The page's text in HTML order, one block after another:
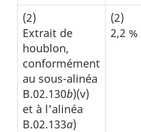
(2)
Extrait de
houblon,
conformément
au sous-alinéa
B.02.130b)(v)
et à l'alinéa
B.02.133a)
(2)
2,2 %